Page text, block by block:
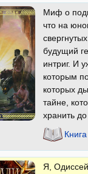
Миф о
что на
будущий
интриг. И
которым
которых
тайне,
хранить
Я,